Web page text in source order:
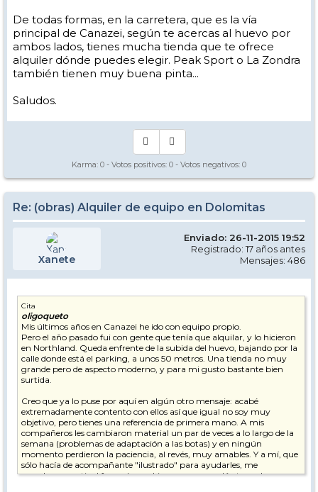
De todas formas, en la carretera, que es la vía
principal de Canazei, según te acercas al huevo por
ambos lados, tienes mucha tienda que te ofrece
alquiler dónde puedes elegir. Peak Sport o La Zondra
también tienen muy buena pinta...
Saludos.
Karma: 0 - Votos positivos: 0 - Votos negativos: 0
Re: (obras) Alquiler de equipo en Dolomitas
Xanete
Enviado: 26-11-2015 19:52
Registrado: 17 años antes
Mensajes: 486
Cita
oligoqueto
Mis últimos años en Canazei he ido con equipo propio.
Pero el año pasado fui con gente que tenía que alquilar, y lo hicieron
en Northland. Queda enfrente de la subida del huevo, bajando por la
calle donde está el parking, a unos 50 metros. Una tienda no muy
grande pero de aspecto moderno, y para mi gusto bastante bien
surtida.
Creo que ya lo puse por aquí en algún otro mensaje: acabé
extremadamente contento con ellos así que igual no soy muy
objetivo, pero tienes una referencia de primera mano. A mis
compañeros les cambiaron material un par de veces a lo largo de la
semana (problemas de adaptación a las botas) y en ningún
momento perdieron la paciencia, al revés, muy amables. Y a mí, que
sólo hacía de acompañante "ilustrado" para ayudarles, me
arreglaron gratis el freno de un ski que se me quedó atascado y